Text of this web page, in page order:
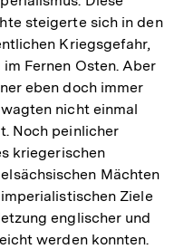
steigerte sich in den
Kriegsgefahr,
Fernen Osten. Aber
eben doch immer
nicht einmal
Noch peinlicher
kriegerischen
Mächten
Ziele
englischer und
werden konnten.